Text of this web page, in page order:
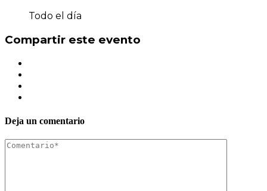
Todo el día
Compartir este evento
Deja un comentario